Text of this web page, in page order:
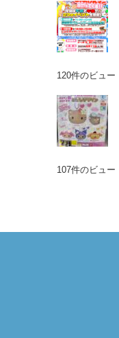
120件のビュー
107件のビュー